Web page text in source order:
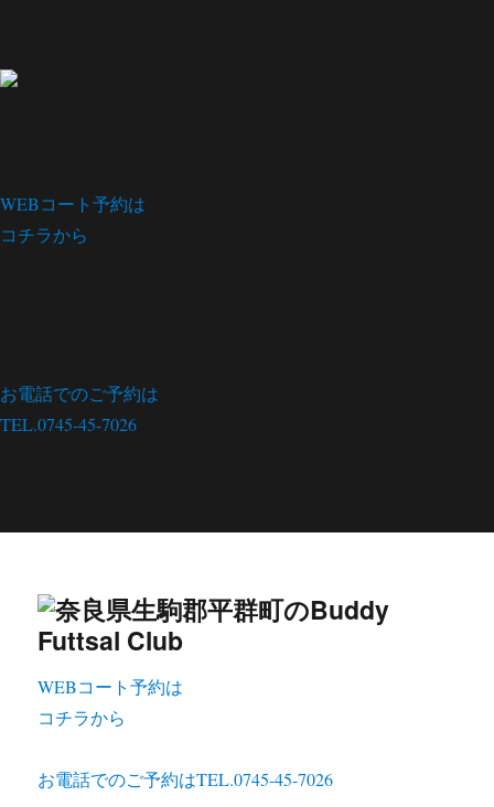
WEBコート予約は
コチラから
お電話でのご予約は
TEL.0745-45-7026
WEBコート予約は
コチラから
お電話でのご予約はTEL.0745-45-7026